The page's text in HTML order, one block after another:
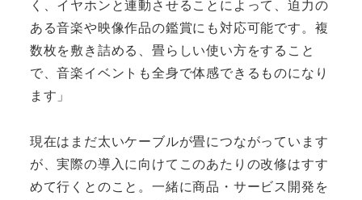
く、イヤホンと連動させることによって、迫力の
ある音楽や映像作品の鑑賞にも対応可能です。複
数枚を敷き詰める、畳らしい使い方をすること
で、音楽イベントも全身で体感できるものになり
ます」
現在はまだ太いケーブルが畳につながっています
が、実際の導入に向けてこのあたりの改修はすす
めて行くとのこと。一緒に商品・サービス開発を